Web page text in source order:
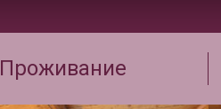
Проживание